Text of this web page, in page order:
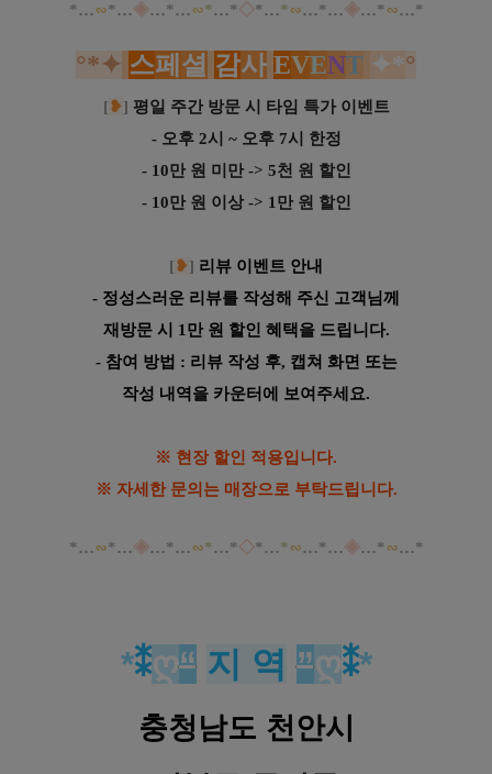
*…∽*…◈…*…∽*…*◇*…*∽…*…◈…*∽…*
°*✦ 스페 셜 감사 EVENT ✦*°
[❥] 평일 주간 방문 시 타임 특가 이벤트
- 오후 2시 ~ 오후 7시 한정
- 10만 원 미만 -> 5천 원 할인
- 10만 원 이상 -> 1만 원 할인
[❥] 리뷰 이벤트 안내
- 정성스러운 리뷰를 작성해 주신 고객님께
재방문 시 1만 원 할인 혜택을 드립니다.
- 참여 방법 : 리뷰 작성 후, 캡쳐 화면 또는
작성 내역을 카운터에 보여주세요.
※ 현장 할인 적용입니다.
※ 자세한 문의는 매장으로 부탁드립니다.
*…∽*…◈…*…∽*…*◇*…*∽…*…◈…*∽…*
*⁑ღ“ 지 역 ”ღ⁑*
충청남도 천안시